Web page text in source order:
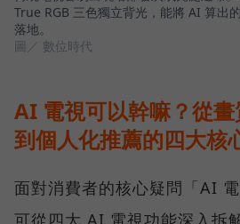
True RGB 三色獨立背光，能將 AI 算出
落地。
圖／ 數位時代
AI 電視可以幹嘛？從
到個人化推薦的四大核
面對消費者的核心疑問「AI
可從四大 AI 電視功能深入拆解